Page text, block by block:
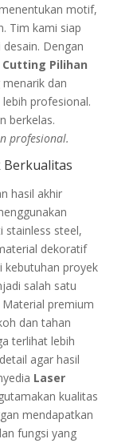
motif,
Tim kami siap
Dengan
Cutting Pilihan
dan
profesional.
berkelas.
profesional.
hasil akhir
stainless steel,
dekoratif
kebutuhan proyek
salah satu
premium
dan tahan
terlihat lebih
agar hasil
Laser
kualitas
mendapatkan
fungsi yang